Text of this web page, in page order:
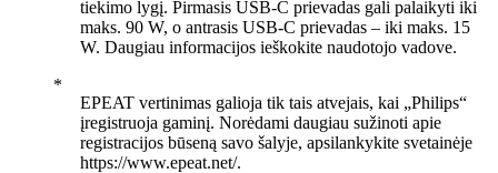
tiekimo lygį. Pirmasis USB-C prievadas gali palaikyti iki
maks. 90 W, o antrasis USB-C prievadas – iki maks. 15
W. Daugiau informacijos ieškokite naudotojo vadove.
EPEAT vertinimas galioja tik tais atvejais, kai „Philips“
įregistruoja gaminį. Norėdami daugiau sužinoti apie
registracijos būseną savo šalyje, apsilankykite svetainėje
https://www.epeat.net/.